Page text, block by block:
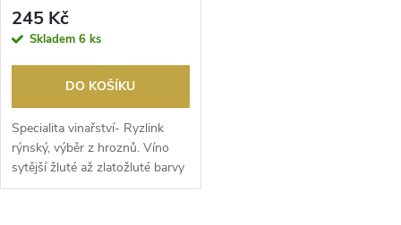
245 Kč
Skladem 6 ks
DO KOŠÍKU
Specialita vinařství- Ryzlink
rýnský, výběr z hroznů. Víno
sytější žluté až zlatožluté barvy
s objev...